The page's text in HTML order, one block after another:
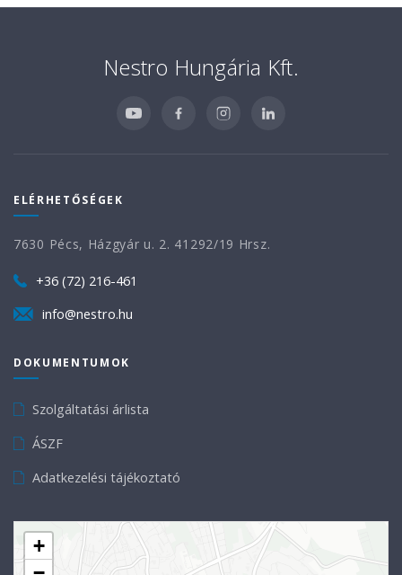
Nestro Hungária Kft.
ELÉRHETŐSÉGEK
7630 Pécs, Házgyár u. 2. 41292/19 Hrsz.
+36 (72) 216-461
info@nestro.hu
DOKUMENTUMOK
Szolgáltatási árlista
ÁSZF
Adatkezelési tájékoztató
+